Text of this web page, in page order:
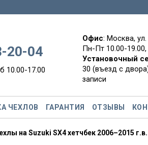
20-04
10.00-17.00
Офис: Москва,
Пн-Пт 10.00-
Установочный
30 (въезд с
записи
ЧЕХЛОВ ГАРАНТИЯ ОТЗЫВЫ
на Suzuki SX4 хетчбек 2006–2015 г.в.